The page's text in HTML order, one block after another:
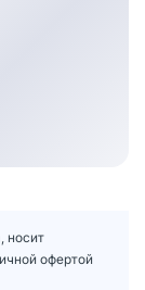
носит
офертой